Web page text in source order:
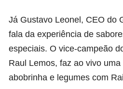
Já Gustavo Leonel, CEO do
fala da experiência de
especiais. O vice-campeão
Raul Lemos, faz ao vivo
abobrinha e legumes com